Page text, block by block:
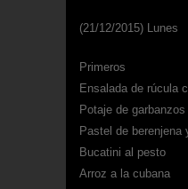
(21/12/2015) Lunes
Primeros
Ensalada de rúcula
Potaje de
Pastel de berenjena
Bucatini al pesto
Arroz a la cubana